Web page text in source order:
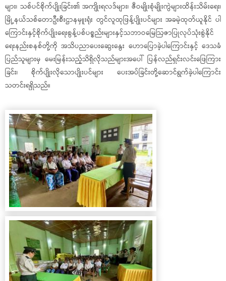
များ၊ သစ်ပင်စိုက်ပျိုးခြင်း၏ အကျိုးရလဒ်များ၊ ဇီဝမျိုးစုံမျိုးကွဲများထိန်းသိမ်း‌ရေး၊
မြို့နယ်သစ်တောဦးစီးဌာနမှူးရုံး တွင်လူထုဖြန့်ပျိုးပင်များ အခမဲ့ထုတ်ယူနိုင် ပါ
ကြောင်းနှင့်စိုက်ပျိုးရေးစွန့်ပစ်ပစ္စည်းများနှင့်သဘာဝမြေဩဇာပြုလုပ်သုံးစွဲနိုင်
ရေးနည်းစနစ်တို့ကို အသိပညာပေးဆွေးနွေး ဟောပြောခဲ့ပါကြောင်းနှင့် ဒေသခံ
ပြည်သူများမှ မေးမြန်းသည့်သိရှိလိုသည်များအပေါ် ပြန်လည်ရှင်းလင်းဖြေကြား
ခြင်း၊ စိုက်ပျိုးလိုသောပျိုးပင်များ ပေးအပ်ခြင်းတို့ဆောင်ရွက်ခဲ့ပါကြောင်း
သတင်းရရှိသည်။